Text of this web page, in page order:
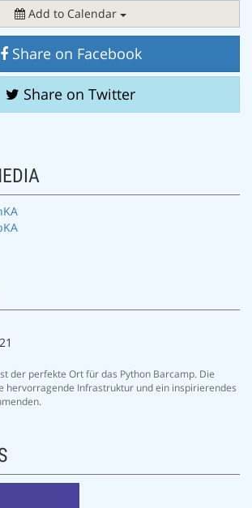
Add to Calendar
Share on Facebook
Share on Twitter
der perfekte Ort für das Python Barcamp. Die
hervorragende Infrastruktur und ein inspirierendes